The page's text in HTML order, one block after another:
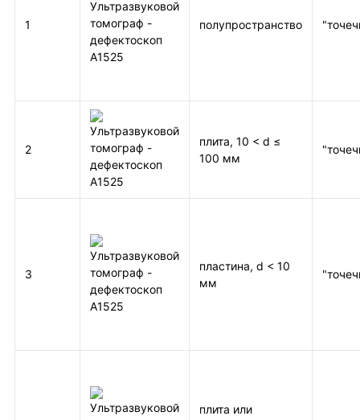
1 полупространство
2
плита, 10 < d ≤
100 мм
3
пластина, d < 10
мм
плита или